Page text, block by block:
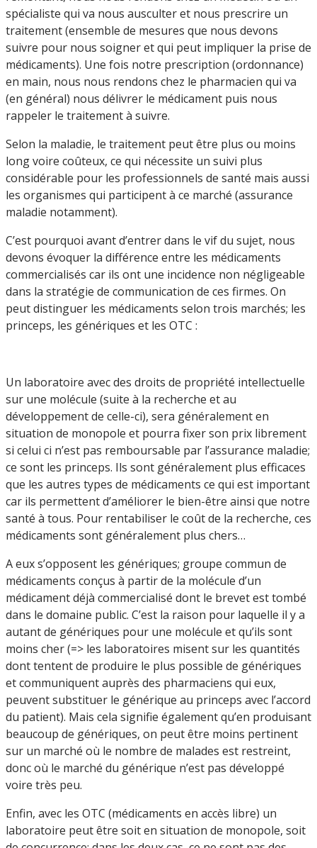
spécialiste qui va nous ausculter et nous prescrire un
traitement (ensemble de mesures que nous devons
suivre pour nous soigner et qui peut impliquer la prise de
médicaments). Une fois notre prescription (ordonnance)
en main, nous nous rendons chez le pharmacien qui va
(en général) nous délivrer le médicament puis nous
rappeler le traitement à suivre.
Selon la maladie, le traitement peut être plus ou moins
long voire coûteux, ce qui nécessite un suivi plus
considérable pour les professionnels de santé mais aussi
les organismes qui participent à ce marché (assurance
maladie notamment).
C’est pourquoi avant d’entrer dans le vif du sujet, nous
devons évoquer la différence entre les médicaments
commercialisés car ils ont une incidence non négligeable
dans la stratégie de communication de ces firmes. On
peut distinguer les médicaments selon trois marchés; les
princeps, les génériques et les OTC :
Un laboratoire avec des droits de propriété intellectuelle
sur une molécule (suite à la recherche et au
développement de celle-ci), sera généralement en
situation de monopole et pourra fixer son prix librement
si celui ci n’est pas remboursable par l’assurance maladie;
ce sont les princeps. Ils sont généralement plus efficaces
que les autres types de médicaments ce qui est important
car ils permettent d’améliorer le bien-être ainsi que notre
santé à tous. Pour rentabiliser le coût de la recherche, ces
médicaments sont généralement plus chers…
A eux s’opposent les génériques; groupe commun de
médicaments conçus à partir de la molécule d’un
médicament déjà commercialisé dont le brevet est tombé
dans le domaine public. C’est la raison pour laquelle il y a
autant de génériques pour une molécule et qu’ils sont
moins cher (=> les laboratoires misent sur les quantités
dont tentent de produire le plus possible de génériques
et communiquent auprès des pharmaciens qui eux,
peuvent substituer le générique au princeps avec l’accord
du patient). Mais cela signifie également qu’en produisant
beaucoup de génériques, on peut être moins pertinent
sur un marché où le nombre de malades est restreint,
donc où le marché du générique n’est pas développé
voire très peu.
Enfin, avec les OTC (médicaments en accès libre) un
laboratoire peut être soit en situation de monopole, soit